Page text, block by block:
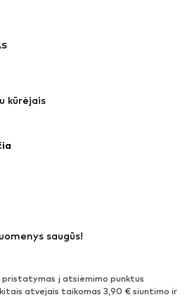
Išskirtiniai
kūrėjais
saugūs!
į atsiėmimo punktus
atvejais taikomas 3,90 € siuntimo ir